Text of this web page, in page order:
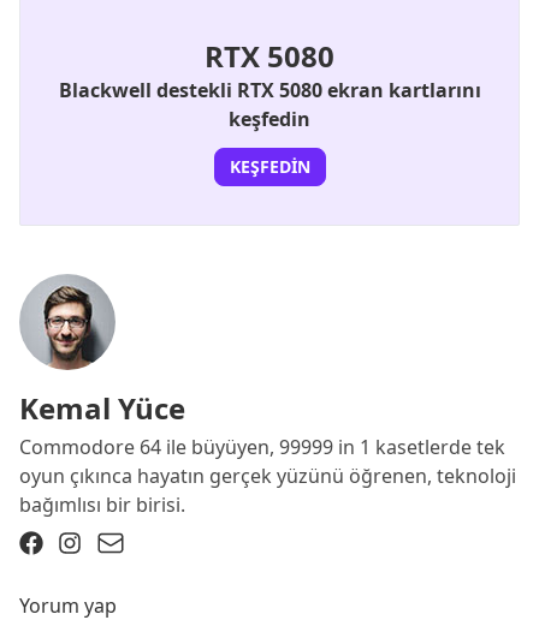
RTX 5080
Blackwell destekli RTX 5080 ekran kartlarını
keşfedin
KEŞFEDIN
Kemal Yüce
Commodore 64 ile büyüyen, 99999 in 1 kasetlerde tek
oyun çıkınca hayatın gerçek yüzünü öğrenen, teknoloji
bağımlısı bir birisi.
Yorum yap